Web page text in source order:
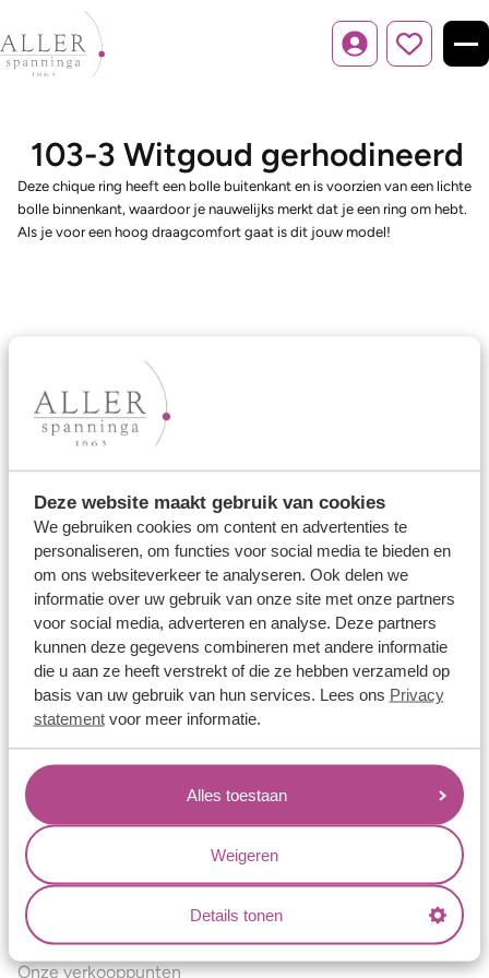
Deze website maakt gebruik van cookies
We gebruiken cookies om content en advertenties te
personaliseren, om functies voor social media te bieden en
om ons websiteverkeer te analyseren. Ook delen we
informatie over uw gebruik van onze site met onze partners
voor social media, adverteren en analyse. Deze partners
kunnen deze gegevens combineren met andere informatie
die u aan ze heeft verstrekt of die ze hebben verzameld op
basis van uw gebruik van hun services. Lees ons Privacy
statementvoor meer informatie.
Alles toestaan
Weigeren
Details tonen
Inloggen
103-3 Witgoud gerhodineerd
Deze chique ring heeft een bolle buitenkant en is voorzien van een lichte
bolle binnenkant, waardoor je nauwelijks merkt dat je een ring om hebt.
Als je voor een hoog draagcomfort gaat is dit jouw model!
Ons aanbod
Trouwringen
Verlovingsringen
Vriendschapsringen
Over ons
Aller Spanninga
Historie
Certificaten
Blogs
Jouw voordelen
Conflictvrije Materialen
Oneindig veel mogelijkheden
Kwaliteit
Juweliers & Contact
Onze verkooppunten